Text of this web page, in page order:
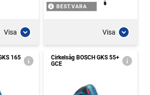
Visa
BEST.VARA
Visa
165
Cirkelsåg BOSCH GKS 55+
GCE